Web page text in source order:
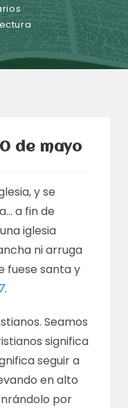
de mayo
y se
a fin de
iglesia
ni arruga
fuese santa y
.
Seamos
significa
seguir a
en alto
por